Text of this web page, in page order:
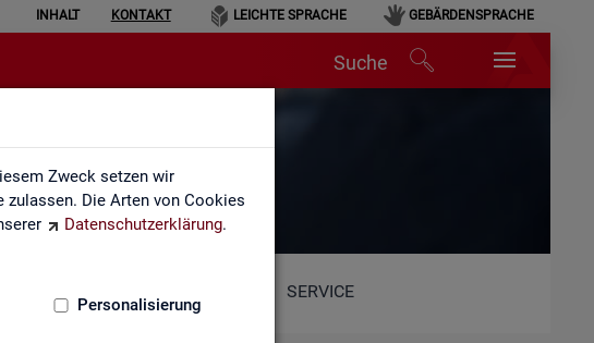
Zweck setzen wir
Die Arten von Cookies
Datenschutzerklärung.
Personalisierung
INHALT KONTAKT LEICHTE SPRACHE GEBÄRDENSPRACHE
Suche
SERVICE